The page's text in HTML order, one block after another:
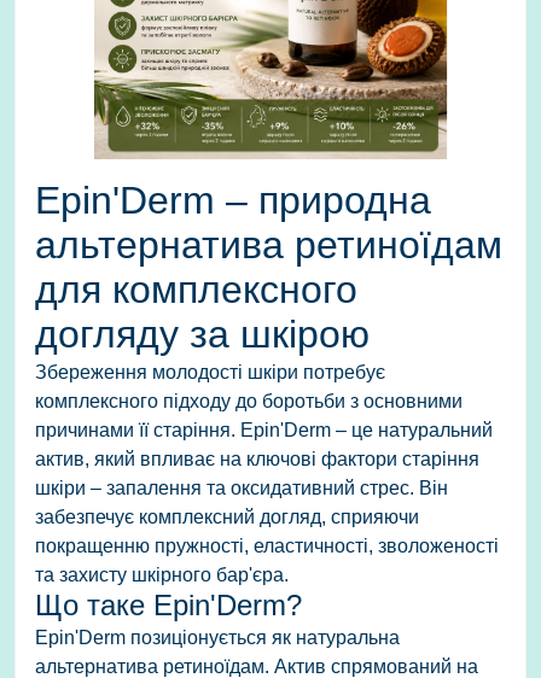
Epin'Derm – природна
альтернатива ретиноїдам
для комплексного
догляду за шкірою
Збереження молодості шкіри потребує
комплексного підходу до боротьби з основними
причинами її старіння. Epin'Derm – це натуральний
актив, який впливає на ключові фактори старіння
шкіри – запалення та оксидативний стрес. Він
забезпечує комплексний догляд, сприяючи
покращенню пружності, еластичності, зволоженості
та захисту шкірного бар'єра.
Що таке Epin'Derm?
Epin'Derm позиціонується як натуральна
альтернатива ретиноїдам. Актив спрямований на